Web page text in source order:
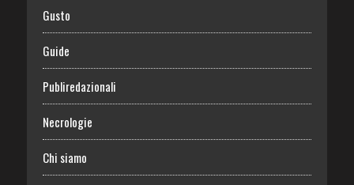
Gusto
Guide
Publiredazionali
Necrologie
Chi siamo